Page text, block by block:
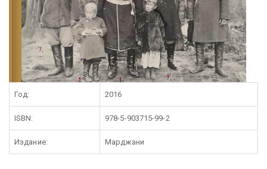
Год: 2016
ISBN: 978-5-903715-99-2
Издание: Марджани